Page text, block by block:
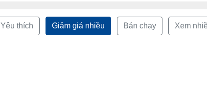
Yêu thích Giảm giá nhiều Bán chạy Xem